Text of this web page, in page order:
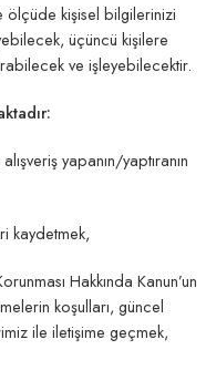
ölçüde kişisel bilgilerinizi
üçüncü kişilere
ve işleyebilecektir.
yapanın/yaptıranın
kaydetmek,
Hakkında Kanun’un
koşulları, güncel
ile iletişime geçmek,